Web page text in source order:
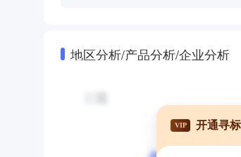
地区分析/产品分析/企业分析
VIP 开通寻